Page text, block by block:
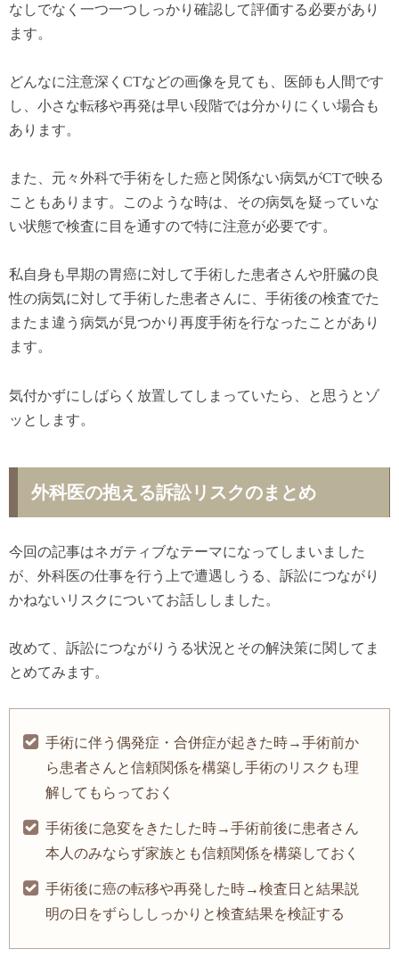
なしでなく一つ一つしっかり確認して評価する必要があり
ます。
どんなに注意深くCTなどの画像を見ても、医師も人間です
し、小さな転移や再発は早い段階では分かりにくい場合も
あります。
また、元々外科で手術をした癌と関係ない病気がCTで映る
こともあります。このような時は、その病気を疑っていな
い状態で検査に目を通すので特に注意が必要です。
私自身も早期の胃癌に対して手術した患者さんや肝臓の良
性の病気に対して手術した患者さんに、手術後の検査でた
またま違う病気が見つかり再度手術を行なったことがあり
ます。
気付かずにしばらく放置してしまっていたら、と思うとゾ
ッとします。
外科医の抱える訴訟リスクのまとめ
今回の記事はネガティブなテーマになってしまいました
が、外科医の仕事を行う上で遭遇しうる、訴訟につながり
かねないリスクについてお話ししました。
改めて、訴訟につながりうる状況とその解決策に関してま
とめてみます。
手術に伴う偶発症・合併症が起きた時→手術前か
ら患者さんと信頼関係を構築し手術のリスクも理
解してもらっておく
手術後に急変をきたした時→手術前後に患者さん
本人のみならず家族とも信頼関係を構築しておく
手術後に癌の転移や再発した時→検査日と結果説
明の日をずらししっかりと検査結果を検証する